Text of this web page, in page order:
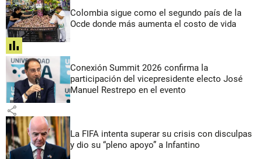
Colombia sigue como el segundo país de la
Ocde donde más aumenta el costo de vida
share
Conexión Summit 2026 confirma la
participación del vicepresidente electo José
Manuel Restrepo en el evento
share
La FIFA intenta superar su crisis con disculpas
y dio su “pleno apoyo” a Infantino